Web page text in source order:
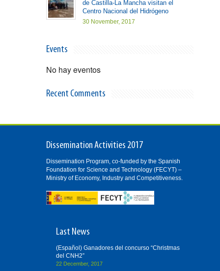
de Castilla-La Mancha visitan el
Centro Nacional del Hidrógeno
30 November, 2017
Events
No hay eventos
Recent Comments
Dissemination Activities 2017
Dissemination Program, co-funded by the Spanish
Foundation for Science and Technology (FECYT) –
Ministry of Economy, Industry and Competitiveness.
Last News
(Español) Ganadores del concurso “Christmas
del CNH2”
22 December, 2017